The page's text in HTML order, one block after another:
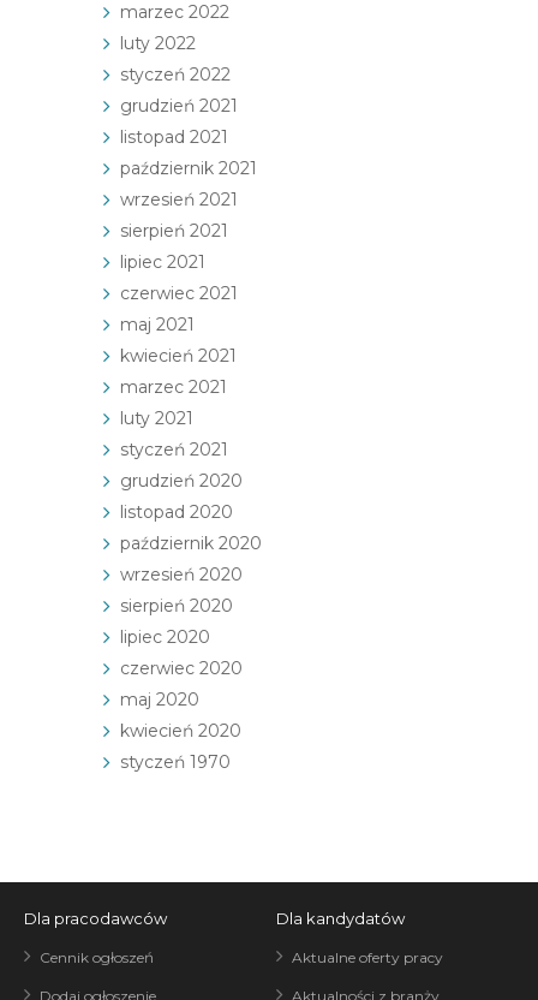
marzec 2022
luty 2022
styczeń 2022
grudzień 2021
listopad 2021
październik 2021
wrzesień 2021
sierpień 2021
lipiec 2021
czerwiec 2021
maj 2021
kwiecień 2021
marzec 2021
luty 2021
styczeń 2021
grudzień 2020
listopad 2020
październik 2020
wrzesień 2020
sierpień 2020
lipiec 2020
czerwiec 2020
maj 2020
kwiecień 2020
styczeń 1970
Dla pracodawców
Cennik ogłoszeń
Dodaj ogłoszenie
Dla kandydatów
Aktualne oferty pracy
Aktualności z branży